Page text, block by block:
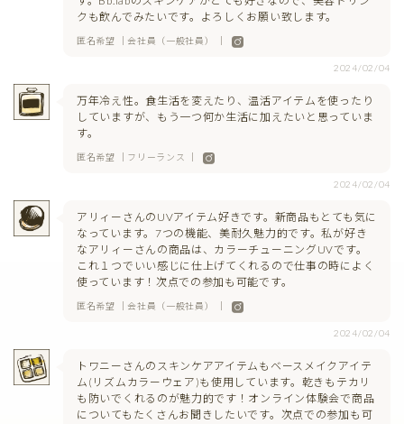
クも飲んでみたいです。よろしくお願い致します。
匿名希望 ｜会社員（一般社員） ｜
2024/02/04
万年冷え性。食生活を変えたり、温活アイテムを使ったり
していますが、もう一つ何か生活に加えたいと思っていま
す。
匿名希望 ｜フリーランス ｜
2024/02/04
アリィーさんのUVアイテム好きです。新商品もとても気に
なっています。7つの機能、美耐久魅力的です。私が好き
なアリィーさんの商品は、カラーチューニングUVです。
これ１つでいい感じに仕上げてくれるので仕事の時によく
使っています！次点での参加も可能です。
匿名希望 ｜会社員（一般社員） ｜
2024/02/04
トワニーさんのスキンケアアイテムもベースメイクアイテ
ム(リズムカラーウェア)も使用しています。乾きもテカリ
も防いでくれるのが魅力的です！オンライン体験会で商品
についてもたくさんお聞きしたいです。次点での参加も可